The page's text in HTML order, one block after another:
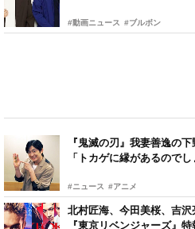
#動画ニュース #ブルボン
『鬼滅の刃』我妻善逸の
「トカゲに縁があるのでし
#ニュース #アニメ
北村匠海、今田美桜、吉
『東京リベンジャーズ』特